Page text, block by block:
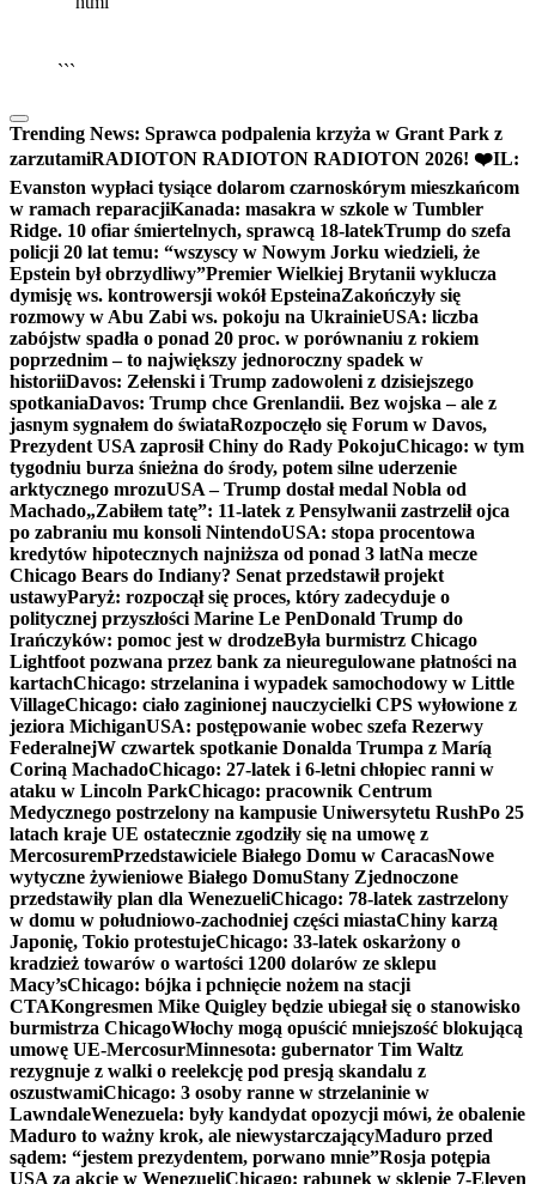
```
Trending News: Sprawca podpalenia krzyża w Grant Park z
zarzutamiRADIOTON RADIOTON RADIOTON 2026! ❤️IL:
Evanston wypłaci tysiące dolarom czarnoskórym mieszkańcom
w ramach reparacjiKanada: masakra w szkole w Tumbler
Ridge. 10 ofiar śmiertelnych, sprawcą 18-latekTrump do szefa
policji 20 lat temu: “wszyscy w Nowym Jorku wiedzieli, że
Epstein był obrzydliwy”Premier Wielkiej Brytanii wyklucza
dymisję ws. kontrowersji wokół EpsteinaZakończyły się
rozmowy w Abu Zabi ws. pokoju na UkrainieUSA: liczba
zabójstw spadła o ponad 20 proc. w porównaniu z rokiem
poprzednim – to największy jednoroczny spadek w
historiiDavos: Zełenski i Trump zadowoleni z dzisiejszego
spotkaniaDavos: Trump chce Grenlandii. Bez wojska – ale z
jasnym sygnałem do świataRozpoczęło się Forum w Davos,
Prezydent USA zaprosił Chiny do Rady PokojuChicago: w tym
tygodniu burza śnieżna do środy, potem silne uderzenie
arktycznego mrozuUSA – Trump dostał medal Nobla od
Machado„Zabiłem tatę”: 11-latek z Pensylwanii zastrzelił ojca
po zabraniu mu konsoli NintendoUSA: stopa procentowa
kredytów hipotecznych najniższa od ponad 3 latNa mecze
Chicago Bears do Indiany? Senat przedstawił projekt
ustawyParyż: rozpoczął się proces, który zadecyduje o
politycznej przyszłości Marine Le PenDonald Trump do
Irańczyków: pomoc jest w drodzeByła burmistrz Chicago
Lightfoot pozwana przez bank za nieuregulowane płatności na
kartachChicago: strzelanina i wypadek samochodowy w Little
VillageChicago: ciało zaginionej nauczycielki CPS wyłowione z
jeziora MichiganUSA: postępowanie wobec szefa Rezerwy
FederalnejW czwartek spotkanie Donalda Trumpa z Maríą
Coriną MachadoChicago: 27-latek i 6-letni chłopiec ranni w
ataku w Lincoln ParkChicago: pracownik Centrum
Medycznego postrzelony na kampusie Uniwersytetu RushPo 25
latach kraje UE ostatecznie zgodziły się na umowę z
MercosuremPrzedstawiciele Białego Domu w CaracasNowe
wytyczne żywieniowe Białego DomuStany Zjednoczone
przedstawiły plan dla WenezueliChicago: 78-latek zastrzelony
w domu w południowo-zachodniej części miastaChiny karzą
Japonię, Tokio protestujeChicago: 33-latek oskarżony o
kradzież towarów o wartości 1200 dolarów ze sklepu
Macy’sChicago: bójka i pchnięcie nożem na stacji
CTAKongresmen Mike Quigley będzie ubiegał się o stanowisko
burmistrza ChicagoWłochy mogą opuścić mniejszość blokującą
umowę UE-MercosurMinnesota: gubernator Tim Waltz
rezygnuje z walki o reelekcję pod presją skandalu z
oszustwamiChicago: 3 osoby ranne w strzelaninie w
LawndaleWenezuela: były kandydat opozycji mówi, że obalenie
Maduro to ważny krok, ale niewystarczającyMaduro przed
sądem: “jestem prezydentem, porwano mnie”Rosja potępia
USA za akcję w WenezueliChicago: rabunek w sklepie 7-Eleven